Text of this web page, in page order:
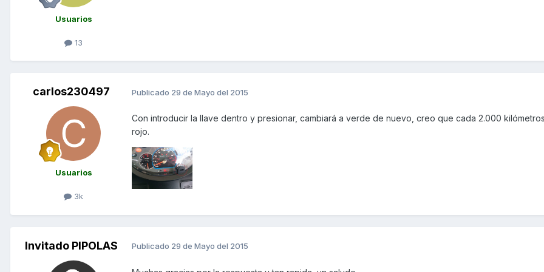
Usuarios
13
carlos230497
Usuarios
3k
Publicado 29 de Mayo del 2015
Con introducir la llave dentro y presionar, cambiará a verde de nuevo, creo que cada 2.000
rojo.
Invitado PIPOLAS Publicado 29 de Mayo del 2015